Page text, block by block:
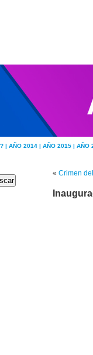
| AÑO 2014 | AÑO 2015 | AÑO
« Crimen